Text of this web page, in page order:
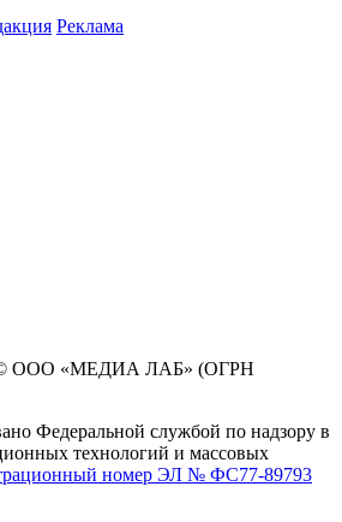
Реклама
© ООО «МЕДИА ЛАБ» (ОГРН
Федеральной службой по надзору в
технологий и массовых
номер ЭЛ № ФС77-89793